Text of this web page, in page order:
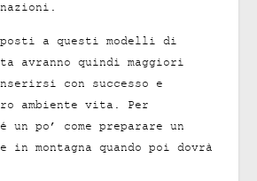
a questi modelli di
avranno quindi maggiori
con successo e
ambiente vita. Per
po’ come preparare un
in montagna quando poi dovrà